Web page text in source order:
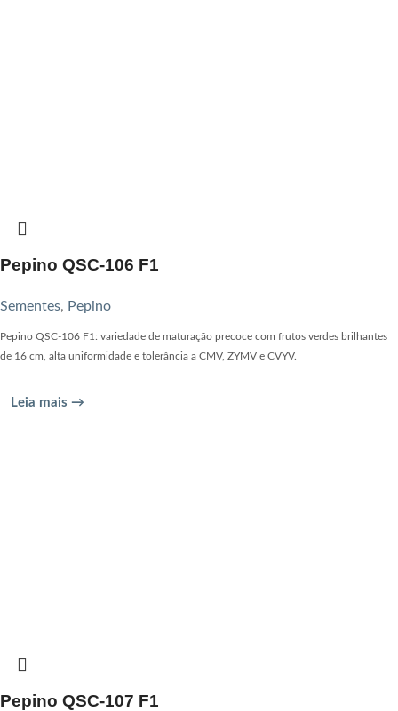
Pepino QSC-106 F1
Sementes, Pepino
Pepino QSC-106 F1: variedade de maturação precoce com frutos verdes brilhantes
de 16 cm, alta uniformidade e tolerância a CMV, ZYMV e CVYV.
Leia mais →
Pepino QSC-107 F1